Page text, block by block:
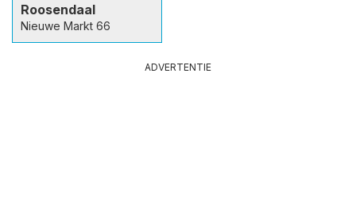
Roosendaal
Nieuwe Markt 66
ADVERTENTIE